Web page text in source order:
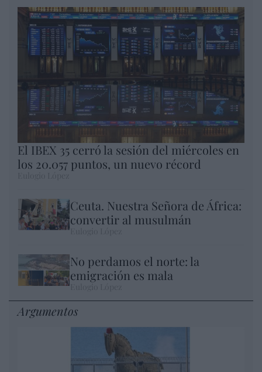
El IBEX 35 cerró la sesión del miércoles en
los 20.057 puntos, un nuevo récord
Ceuta. Nuestra Señora de África:
convertir al musulmán
No perdamos el norte: la
emigración es mala
Argumentos